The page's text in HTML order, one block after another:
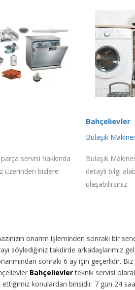
servisi hakkında
üzerinden bizlere
Bahçelievler
Bulaşık
Bulaşık
detaylı bilgi
ulaşabilirsiniz
onarım işleminden sonraki bir
söylediğiniz takdirde arkadaşlarımız
sonraki 6 ay için geçerlidir.
Bahçelievler teknik servisi
konulardan birisidir. 7 gün 24